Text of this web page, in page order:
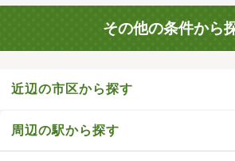
その他の条件から
近辺の市区から探す
周辺の駅から探す